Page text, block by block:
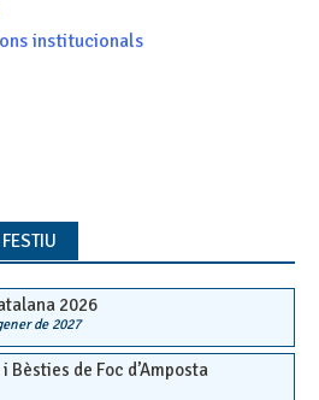
institucionals
2026
de 2027
Bèsties de Foc d’Amposta